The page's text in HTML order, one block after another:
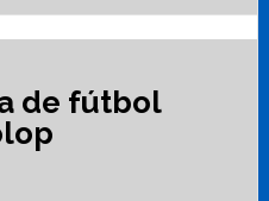
de fútbol